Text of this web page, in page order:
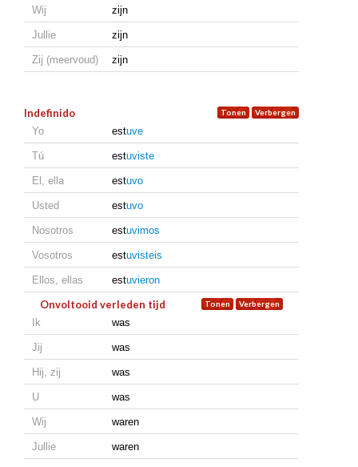
Wij zijn
Jullie zijn
Zij (meervoud) zijn
Indefinido
Yo estuve
Tú estuviste
El, ella estuvo
Usted estuvo
Nosotros estuvimos
Vosotros estuvisteis
Ellos, ellas estuvieron
Onvoltooid verleden tijd
Ik was
Jij was
Hij, zij was
U was
Wij waren
Jullie waren